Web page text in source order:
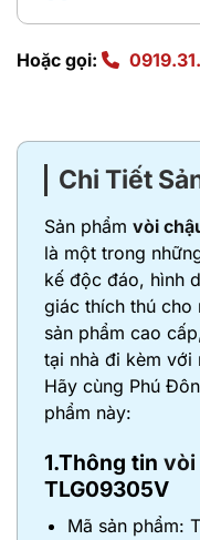
Hoặc gọi:
Chi Tiết
Sản phẩm vòi
là một trong
kế độc đáo, hình
giác thích thú cho
sản phẩm cao
tại nhà đi kèm với
Hãy cùng Phú
phẩm này:
1.Thông tin vòi
TLG09305V
Mã sản phẩm: